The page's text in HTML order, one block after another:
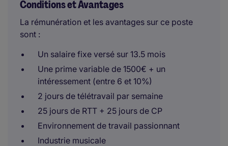
Conditions et Avantages
La rémunération et les avantages sur ce poste
sont :
Un salaire fixe versé sur 13.5 mois
Une prime variable de 1500€ + un
intéressement (entre 6 et 10%)
2 jours de télétravail par semaine
25 jours de RTT + 25 jours de CP
Environnement de travail passionnant
Industrie musicale